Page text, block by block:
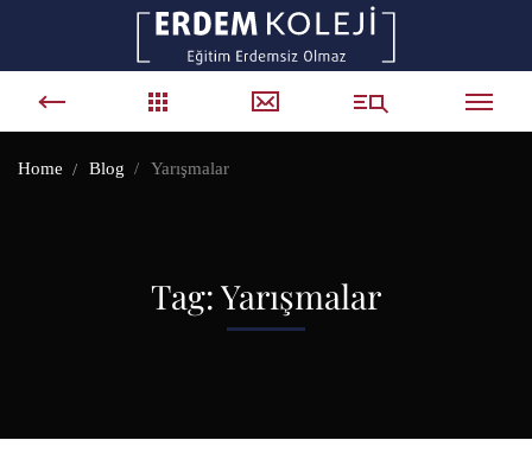
Home Blog Yarışmalar
Tag: Yarışmalar